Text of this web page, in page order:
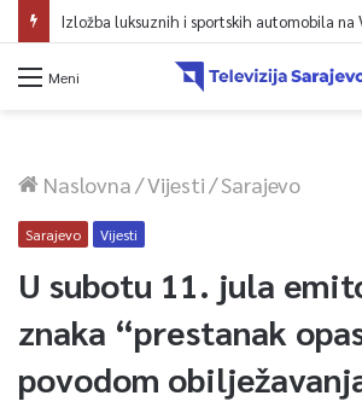
Izložba luksuznih i sportskih automobila na
Meni
Naslovna/Vijesti/Sarajevo
Sarajevo Vijesti
U subotu 11. jula
znaka “prestanak
povodom